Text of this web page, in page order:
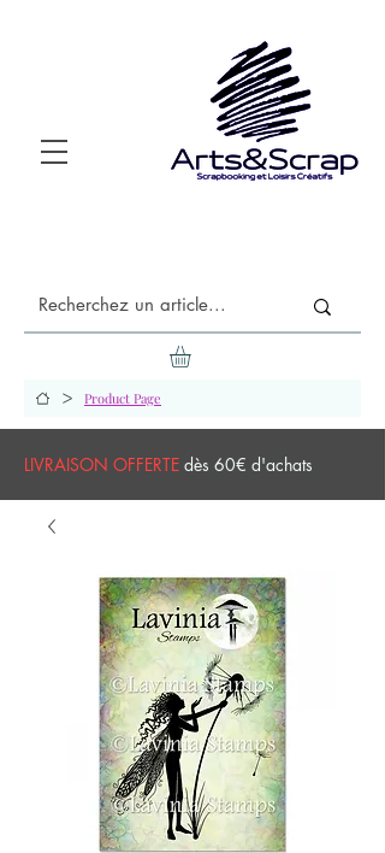
> Product Page
LIVRAISON OFFERTE dès 60€ d'achats